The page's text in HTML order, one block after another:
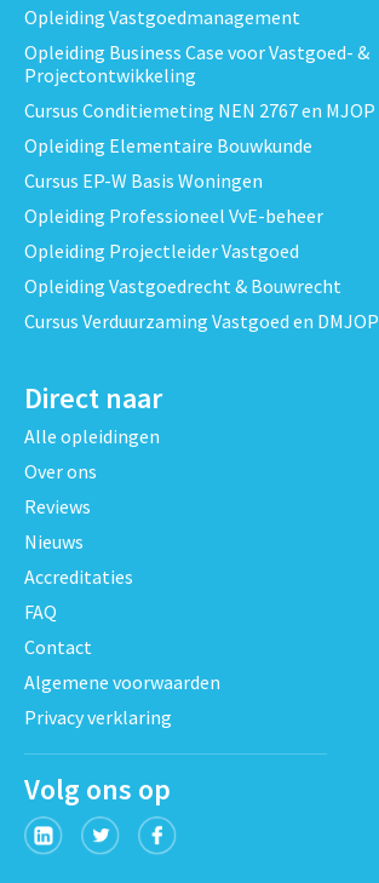
Opleiding Vastgoedmanagement
Opleiding Business Case voor Vastgoed- &
Projectontwikkeling
Cursus Conditiemeting NEN 2767 en MJOP
Opleiding Elementaire Bouwkunde
Cursus EP-W Basis Woningen
Opleiding Professioneel VvE-beheer
Opleiding Projectleider Vastgoed
Opleiding Vastgoedrecht & Bouwrecht
Cursus Verduurzaming Vastgoed en DMJOP
Direct naar
Alle opleidingen
Over ons
Reviews
Nieuws
Accreditaties
FAQ
Contact
Algemene voorwaarden
Privacy verklaring
Volg ons op